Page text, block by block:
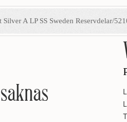
Silver A LP SS Sweden Reservdelar/